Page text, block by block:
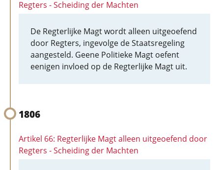
Regters - Scheiding der Machten
De Regterlijke Magt wordt alleen uitgeoefend
door Regters, ingevolge de Staatsregeling
aangesteld. Geene Politieke Magt oefent
eenigen invloed op de Regterlijke Magt uit.
1806
Artikel 66: Regterlijke Magt alleen uitgeoefend door
Regters - Scheiding der Machten